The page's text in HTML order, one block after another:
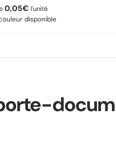
habituel
0,05€ l'unité
disponible